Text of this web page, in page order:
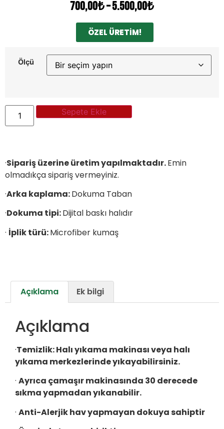
700,00₺–5.500,00₺
ÖZEL ÜRETİM!
Ölçü
Sepete Ekle
·Sipariş üzerine üretim yapılmaktadır.Emin
olmadıkça sipariş vermeyiniz.
·Arka kaplama:Dokuma Taban
·Dokuma tipi:Dijital baskı halıdır
· İplik türü:Microfiber kumaş
Açıklama Ek bilgi
Açıklama
·Temizlik:Halı yıkama makinası veya halı
yıkama merkezlerinde yıkayabilirsiniz.
· Ayrıca çamaşır makinasında 30 derecede
sıkma yapmadan yıkanabilir.
· Anti-Alerjik hav yapmayan dokuya sahiptir